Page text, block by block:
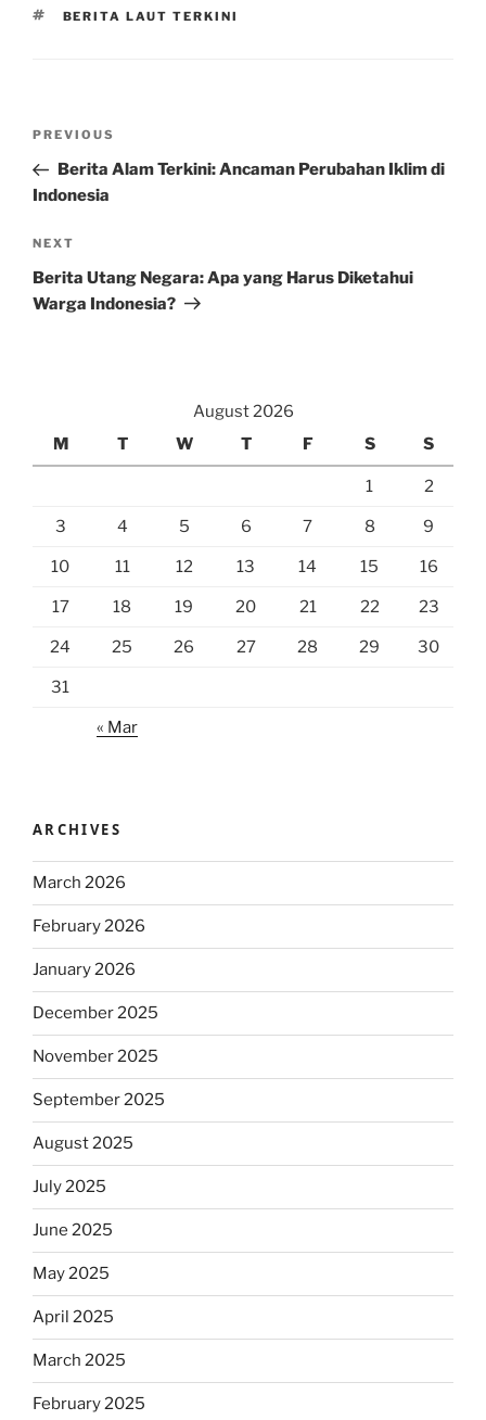
TAGS
BERITA LAUT TERKINI
Previous
Post
PREVIOUS
Berita Alam Terkini: Ancaman Perubahan Iklim di
Indonesia
Next
Post
NEXT
Berita Utang Negara: Apa yang Harus Diketahui
Warga Indonesia?
August 2026
M
T W T F S S
1 2
3 4 5 6 7 8 9
10 11 12 13 14 15 16
17 18 19 20 21 22 23
24 25 26 27 28 29 30
31
« Mar
ARCHIVES
March 2026
February 2026
January 2026
December 2025
November 2025
September 2025
August 2025
July 2025
June 2025
May 2025
April 2025
March 2025
February 2025